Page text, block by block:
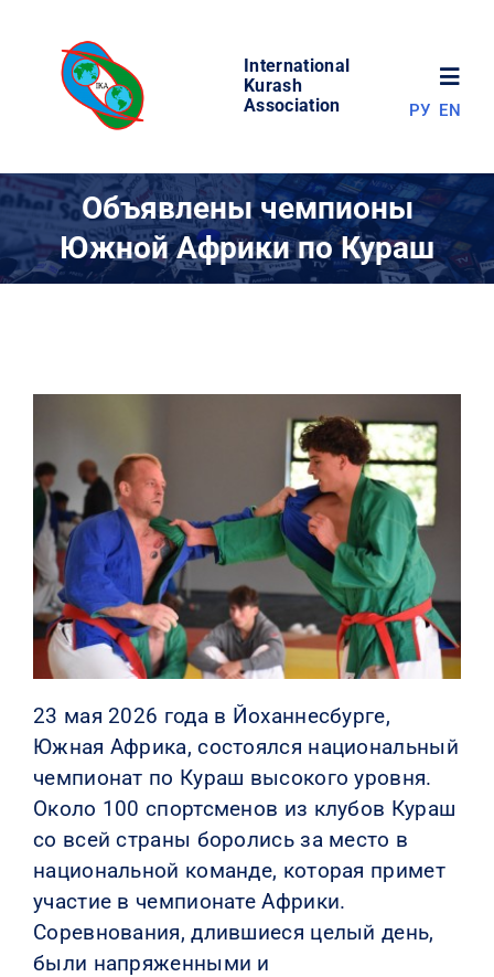
content
International
Kurash
Association
МИР КУРАША
РЕЗУЛЬТАТЫ
КОНТАКТЫ
РУ EN
Объявлены чемпионы
Южной Африки по Кураш
23 мая 2026 года в Йоханнесбурге,
Южная Африка, состоялся национальный
чемпионат по Кураш высокого уровня.
Около 100 спортсменов из клубов Кураш
со всей страны боролись за место в
национальной команде, которая примет
участие в чемпионате Африки.
Соревнования, длившиеся целый день,
были напряженными и